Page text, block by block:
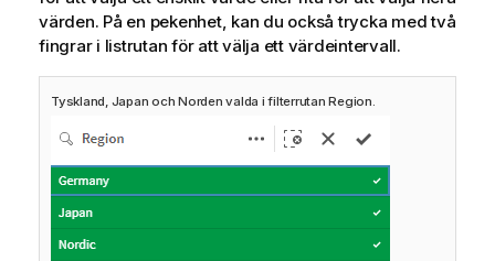
värden. På en pekenhet, kan du också trycka med två
fingrar i listrutan för att välja ett värdeintervall.
Tyskland, Japan och Norden valda i filterrutan Region.